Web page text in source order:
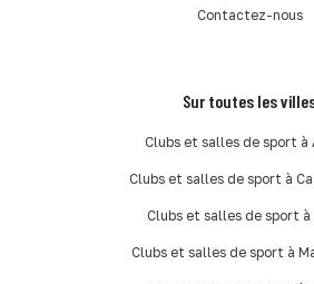
Contactez-nous
Sur toutes les
Clubs et salles de sport à
Clubs et salles de sport à
Clubs et salles de sport à
Clubs et salles de sport à